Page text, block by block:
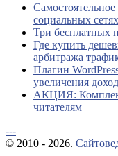
социальных
Три бесплатных
Где купить
арбитража
Плагин
увеличения
АКЦИЯ:
читателям
---
© 2010 - 2026.